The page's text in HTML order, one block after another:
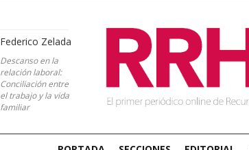
Federico Zelada
Descanso en la
relación laboral:
Conciliación entre
el trabajo y la vida
familiar